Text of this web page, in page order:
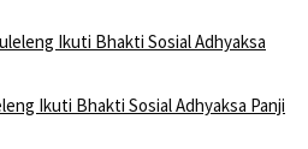
Ikuti Bhakti Sosial Adhyaksa Panji